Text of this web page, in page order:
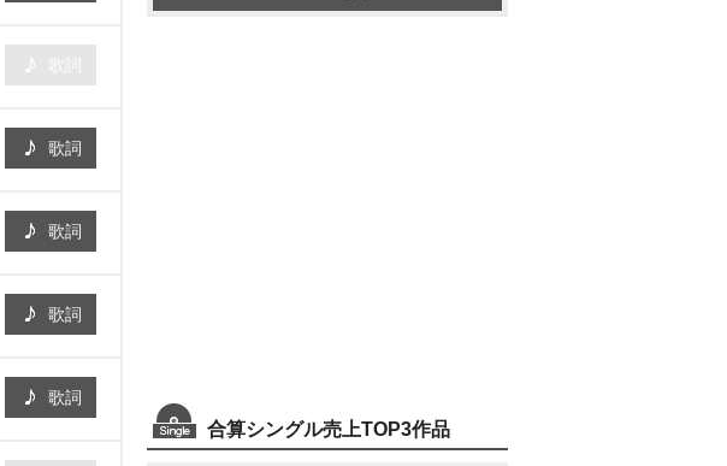
歌詞
歌詞
歌詞
歌詞
合算シングル売上TOP3作品